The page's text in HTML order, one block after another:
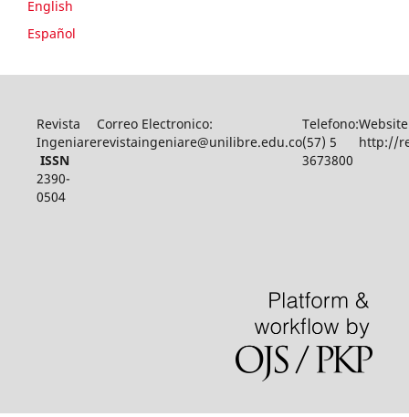
English
Español
Revista
Ingeniare
ISSN
2390-
0504
Correo Electronico:
revistaingeniare@unilibre.edu.co
Telefono:
(57) 5
3673800
http://